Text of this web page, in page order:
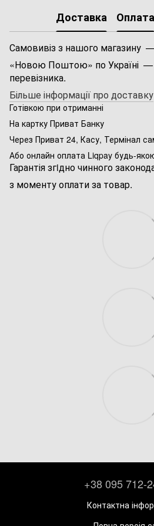
Доставка Оплата
Самовивіз з нашого магазину
«Новою Поштою» по Україні
перевізника.
Більше інформації про доставку
Готівкою при отриманні
На картку Приват Банку
Через Приват 24, Касу, Термінал
Або онлайн оплата Liqpay будь-
Гарантія згiдно чинного
з моменту оплати за товар.
+38 095 712-
Контактна